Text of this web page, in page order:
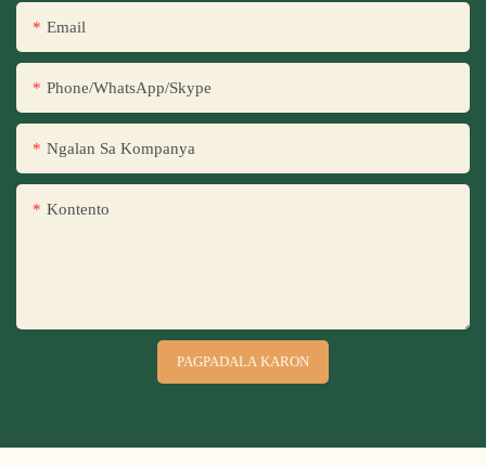
Email
Phone/WhatsApp/Skype
Ngalan Sa Kompanya
Kontento
PAGPADALA KARON